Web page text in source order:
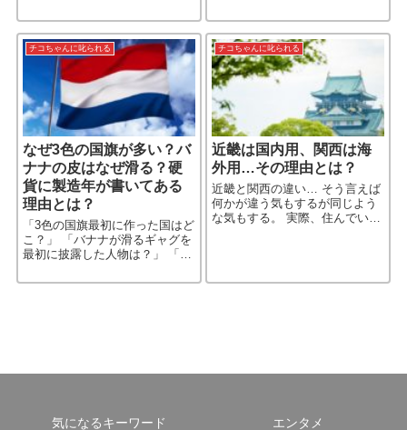
を掲載） 作者の植田まさしさん
は「…震災の時に漫画をどうす
るか、どうやって描くかは迷
［…続きを読む］
チコちゃんに叱られる
なぜ3色の国旗が多い？バ
ナナの皮はなぜ滑る？硬
貨に製造年が書いてある
理由とは？
「3色の国旗最初に作った国はど
こ？」 「バナナが滑るギャグを
最初に披露した人物は？」 「紙
といえば？」 今回の「チコちゃ
チコちゃんに叱られる
近畿は国内用、関西は海
外用…その理由とは？
近畿と関西の違い… そう言えば
何かが違う気もするが同じよう
な気もする。 実際、住んでいる
気になるキーワード エンタメ